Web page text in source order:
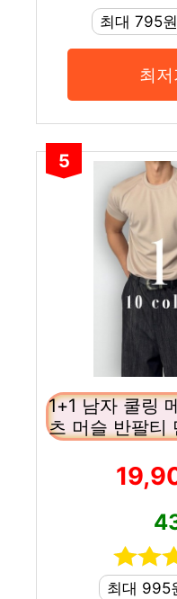
최대 795
최
5
1+1 남자 쿨링
츠 머슬 반팔티
최대 995